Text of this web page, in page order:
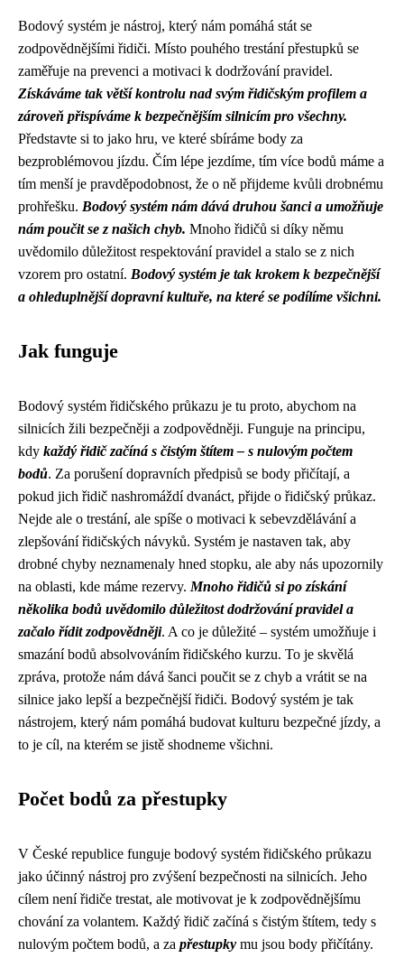
Bodový systém je nástroj, který nám pomáhá stát se
zodpovědnějšími řidiči. Místo pouhého trestání přestupků se
zaměřuje na prevenci a motivaci k dodržování pravidel.
Získáváme tak větší kontrolu nad svým řidičským profilem a
zároveň přispíváme k bezpečnějším silnicím pro všechny.
Představte si to jako hru, ve které sbíráme body za
bezproblémovou jízdu. Čím lépe jezdíme, tím více bodů máme a
tím menší je pravděpodobnost, že o ně přijdeme kvůli drobnému
prohřešku. Bodový systém nám dává druhou šanci a umožňuje
nám poučit se z našich chyb. Mnoho řidičů si díky němu
uvědomilo důležitost respektování pravidel a stalo se z nich
vzorem pro ostatní. Bodový systém je tak krokem k bezpečnější
a ohleduplnější dopravní kultuře, na které se podílíme všichni.
Jak funguje
Bodový systém řidičského průkazu je tu proto, abychom na
silnicích žili bezpečněji a zodpovědněji. Funguje na principu,
kdy každý řidič začíná s čistým štítem – s nulovým počtem
bodů. Za porušení dopravních předpisů se body přičítají, a
pokud jich řidič nashromáždí dvanáct, přijde o řidičský průkaz.
Nejde ale o trestání, ale spíše o motivaci k sebevzdělávání a
zlepšování řidičských návyků. Systém je nastaven tak, aby
drobné chyby neznamenaly hned stopku, ale aby nás upozornily
na oblasti, kde máme rezervy. Mnoho řidičů si po získání
několika bodů uvědomilo důležitost dodržování pravidel a
začalo řídit zodpovědněji. A co je důležité – systém umožňuje i
smazání bodů absolvováním řidičského kurzu. To je skvělá
zpráva, protože nám dává šanci poučit se z chyb a vrátit se na
silnice jako lepší a bezpečnější řidiči. Bodový systém je tak
nástrojem, který nám pomáhá budovat kulturu bezpečné jízdy, a
to je cíl, na kterém se jistě shodneme všichni.
Počet bodů za přestupky
V České republice funguje bodový systém řidičského průkazu
jako účinný nástroj pro zvýšení bezpečnosti na silnicích. Jeho
cílem není řidiče trestat, ale motivovat je k zodpovědnějšímu
chování za volantem. Každý řidič začíná s čistým štítem, tedy s
nulovým počtem bodů, a za přestupky mu jsou body přičítány.